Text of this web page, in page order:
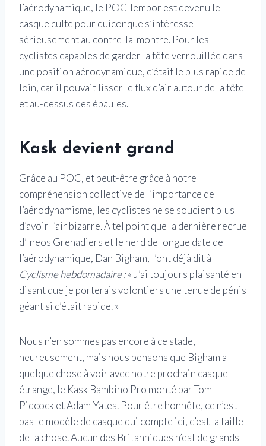
l’aérodynamique, le POC Tempor est devenu le
casque culte pour quiconque s’intéresse
sérieusement au contre-la-montre. Pour les
cyclistes capables de garder la tête verrouillée dans
une position aérodynamique, c’était le plus rapide de
loin, car il pouvait lisser le flux d’air autour de la tête
et au-dessus des épaules.
Kask devient grand
Grâce au POC, et peut-être grâce à notre
compréhension collective de l’importance de
l’aérodynamisme, les cyclistes ne se soucient plus
d’avoir l’air bizarre. À tel point que la dernière recrue
d’Ineos Grenadiers et le nerd de longue date de
l’aérodynamique, Dan Bigham, l’ont déjà dit à
Cyclisme hebdomadaire :« J’ai toujours plaisanté en
disant que je porterais volontiers une tenue de pénis
géant si c’était rapide. »
Nous n’en sommes pas encore à ce stade,
heureusement, mais nous pensons que Bigham a
quelque chose à voir avec notre prochain casque
étrange, le Kask Bambino Pro monté par Tom
Pidcock et Adam Yates. Pour être honnête, ce n’est
pas le modèle de casque qui compte ici, c’est la taille
de la chose. Aucun des Britanniques n’est de grands